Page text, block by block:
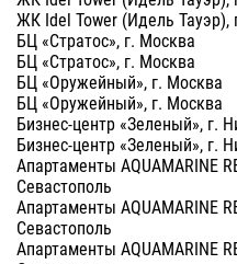
ЖК Idel Tower (Идель Тауэр),
БЦ «Стратос», г. Москва
БЦ «Стратос», г. Москва
БЦ «Оружейный», г. Москва
БЦ «Оружейный», г. Москва
Бизнес-центр «Зеленый», г.
Бизнес-центр «Зеленый», г.
Апартаменты AQUAMARINE
Севастополь
Апартаменты AQUAMARINE
Севастополь
Апартаменты AQUAMARINE